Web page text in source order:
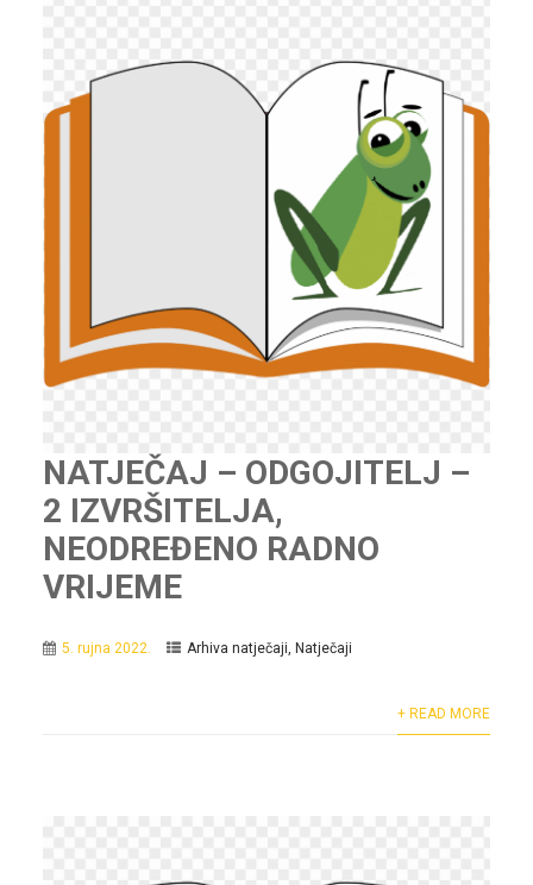
NATJEČAJ – ODGOJITELJ –
2 IZVRŠITELJA,
NEODREĐENO RADNO
VRIJEME
5. rujna 2022. Arhiva natječaji, Natječaji
+ READ MORE